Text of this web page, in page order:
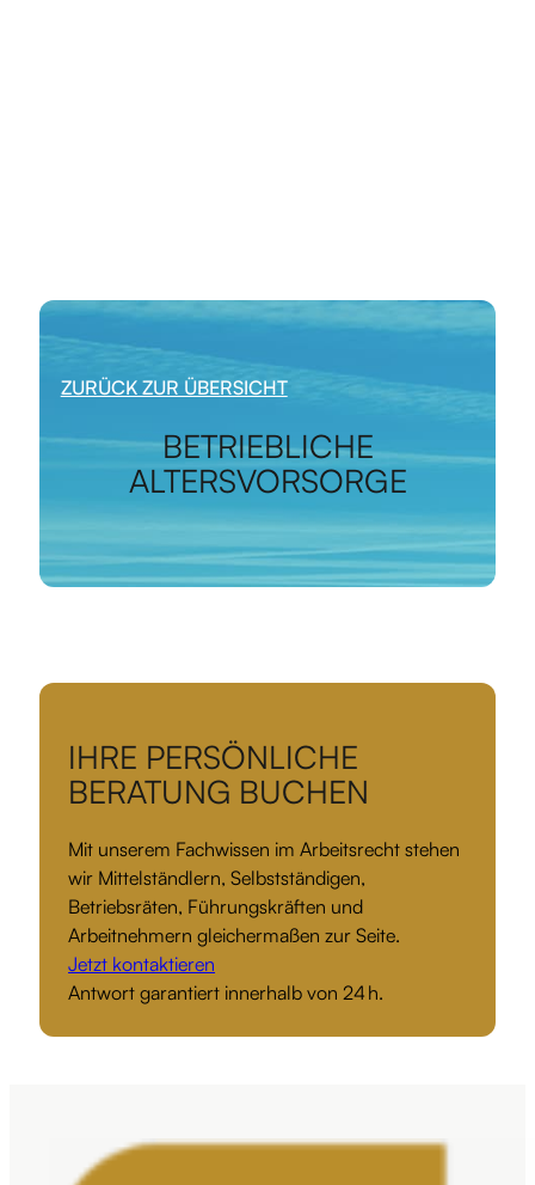
ZURÜCK ZUR ÜBERSICHT
BETRIEBLICHE
ALTERSVORSORGE
IHRE PERSÖNLICHE
BERATUNG BUCHEN
Mit unserem Fachwissen im Arbeitsrecht stehen
wir Mittelständlern, Selbstständigen,
Betriebsräten, Führungskräften und
Arbeitnehmern gleichermaßen zur Seite.
Jetzt kontaktieren
Antwort garantiert innerhalb von 24 h.